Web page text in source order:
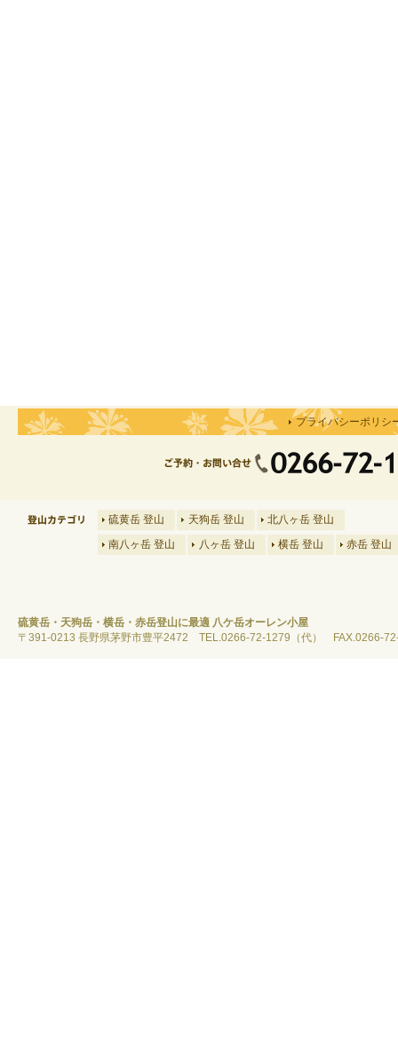
プライバシーポリシ
硫黄岳 登山 天狗岳 登山
北八ヶ岳 登山
南八ヶ岳 登山
八ヶ岳 登山 横岳 登山 赤岳 登山
硫黄岳・天狗岳・横岳・赤岳登山に最適 八ケ岳オーレン小屋
〒391-0213 長野県茅野市豊平2472 TEL.0266-72-1279（代） FAX.0266-